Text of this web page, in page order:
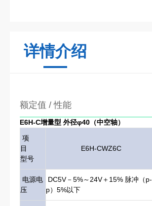
详情介绍
额定值 / 性能
E6H-C增量型 外径φ40（中空轴）
项
目
型号
E6H-CWZ6C
电源电
压
DC5V－5%～24V＋15% 脉冲（p-
p）5%以下